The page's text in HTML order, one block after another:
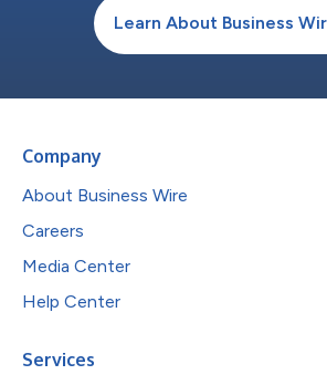
Learn About Business
Company
About Business Wire
Careers
Media Center
Help Center
Services